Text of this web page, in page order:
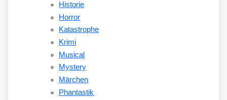
Historie
Horror
Katastrophe
Krimi
Musical
Mystery
Märchen
Phantastik